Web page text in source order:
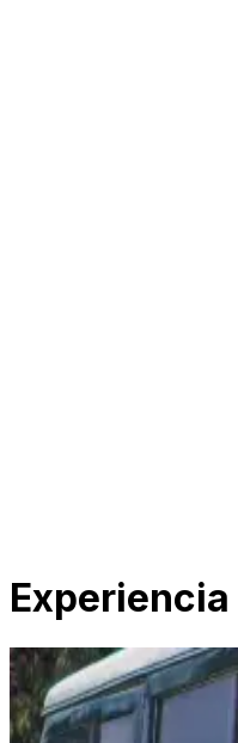
Experiencia